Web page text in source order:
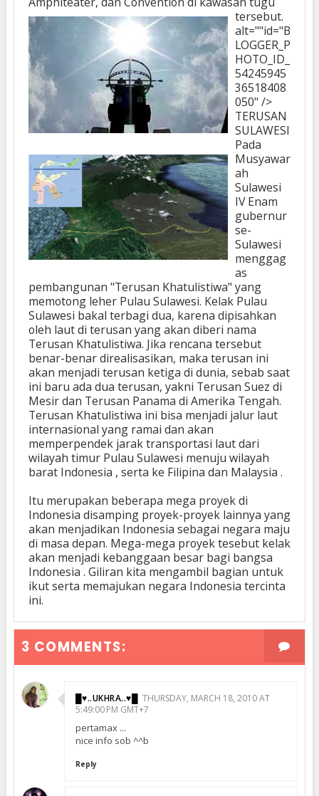
tersebut.
alt=""id="B
LOGGER_P
HOTO_ID_
54245945
36518408
050" />
TERUSAN
SULAWESI
Pada
Musyawar
ah
Sulawesi
IV Enam
gubernur
se-
Sulawesi
menggag
as
pembangunan "Terusan Khatulistiwa" yang
memotong leher Pulau Sulawesi. Kelak Pulau
Sulawesi bakal terbagi dua, karena dipisahkan
oleh laut di terusan yang akan diberi nama
Terusan Khatulistiwa. Jika rencana tersebut
benar-benar direalisasikan, maka terusan ini
akan menjadi terusan ketiga di dunia, sebab saat
ini baru ada dua terusan, yakni Terusan Suez di
Mesir dan Terusan Panama di Amerika Tengah.
Terusan Khatulistiwa ini bisa menjadi jalur laut
internasional yang ramai dan akan
memperpendek jarak transportasi laut dari
wilayah timur Pulau Sulawesi menuju wilayah
barat Indonesia , serta ke Filipina dan Malaysia .
Itu merupakan beberapa mega proyek di
Indonesia disamping proyek-proyek lainnya yang
akan menjadikan Indonesia sebagai negara maju
di masa depan. Mega-mega proyek tesebut kelak
akan menjadi kebanggaan besar bagi bangsa
Indonesia . Giliran kita mengambil bagian untuk
ikut serta memajukan negara Indonesia tercinta
ini.
3 COMMENTS:
█♥..UKHRA..♥█
THURSDAY, MARCH 18, 2010 AT
5:49:00 PM GMT+7
pertamax ...
nice info sob ^^b
Reply